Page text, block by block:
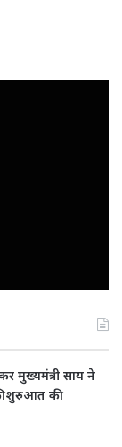
मुख्यमंत्री साय ने
शुरुआत की